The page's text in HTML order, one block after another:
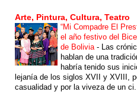
Arte, Pintura, Cultura, Teatro
“Mi Compadre El
el año festivo del
de Bolivia - Las
hablan de una
habría tenido sus
lejanía de los siglos XVII y XVIII,
casualidad y por la viveza de un